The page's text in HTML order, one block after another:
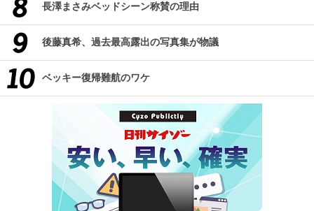
長澤まさみベッドシーン称賛の理由
後藤真希、過去最高露出の写真集が物議
ベッキー復帰難航のワケ